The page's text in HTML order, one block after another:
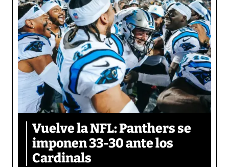
Vuelve la NFL: Panthers se
imponen 33-30 ante los
Cardinals